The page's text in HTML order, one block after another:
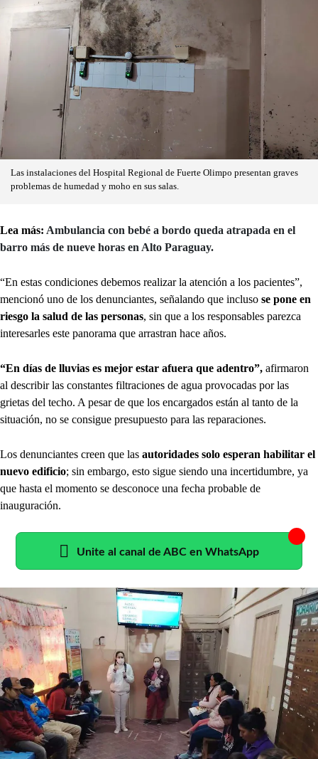
Las instalaciones del Hospital Regional de Fuerte Olimpo presentan graves
problemas de humedad y moho en sus salas.
Lea más: Ambulancia con bebé a bordo queda atrapada en el
barro más de nueve horas en Alto Paraguay.
“En estas condiciones debemos realizar la atención a los pacientes”,
mencionó uno de los denunciantes, señalando que incluso se pone en
riesgo la salud de las personas, sin que a los responsables parezca
interesarles este panorama que arrastran hace años.
“En días de lluvias es mejor estar afuera que adentro”, afirmaron
al describir las constantes filtraciones de agua provocadas por las
grietas del techo. A pesar de que los encargados están al tanto de la
situación, no se consigue presupuesto para las reparaciones.
Los denunciantes creen que las autoridades solo esperan habilitar el
nuevo edificio; sin embargo, esto sigue siendo una incertidumbre, ya
que hasta el momento se desconoce una fecha probable de
inauguración.
Unite al canal de ABC en WhatsApp